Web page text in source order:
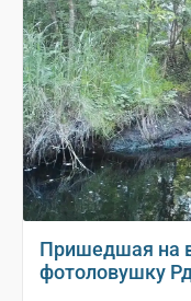
Пришедшая на
фотоловушку